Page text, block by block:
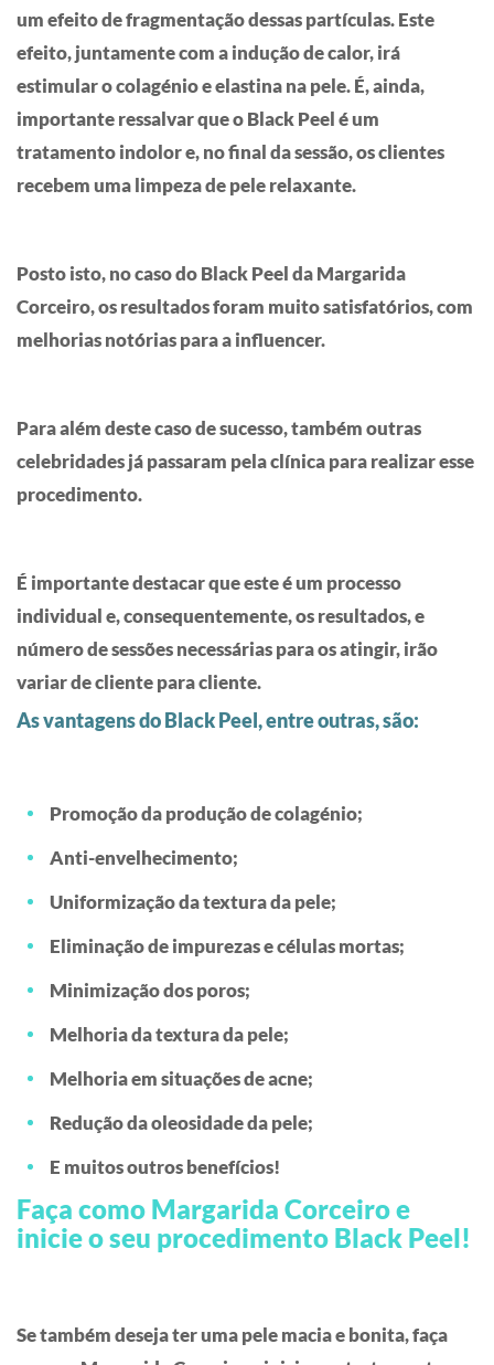
um efeito de fragmentação dessas partículas. Este
efeito, juntamente com a indução de calor, irá
estimular o colagénio e elastina na pele. É, ainda,
importante ressalvar que o Black Peel é um
tratamento indolor e, no final da sessão, os clientes
recebem uma limpeza de pele relaxante.
Posto isto, no caso do Black Peel da Margarida
Corceiro, os resultados foram muito satisfatórios, com
melhorias notórias para a influencer.
Para além deste caso de sucesso, também outras
celebridades já passaram pela clínica para realizar esse
procedimento.
É importante destacar que este é um processo
individual e, consequentemente, os resultados, e
número de sessões necessárias para os atingir, irão
variar de cliente para cliente.
As vantagens do Black Peel, entre outras, são:
Promoção da produção de colagénio;
Anti-envelhecimento;
Uniformização da textura da pele;
Eliminação de impurezas e células mortas;
Minimização dos poros;
Melhoria da textura da pele;
Melhoria em situações de acne;
Redução da oleosidade da pele;
E muitos outros benefícios!
Faça como Margarida Corceiro e
inicie o seu procedimento Black Peel!
Se também deseja ter uma pele macia e bonita, faça